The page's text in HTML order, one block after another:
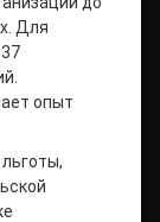
Для
опыт